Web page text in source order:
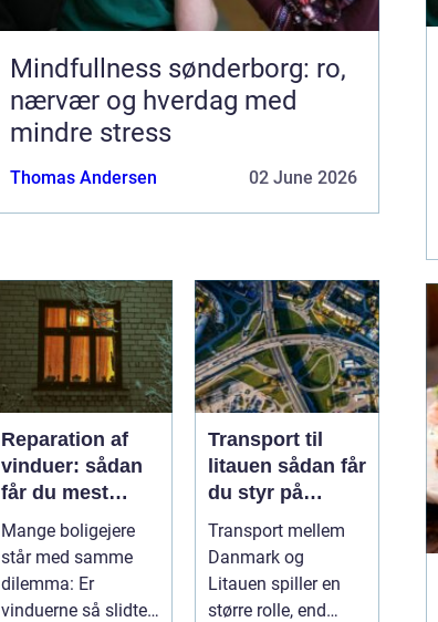
Mindfullness sønderborg: ro,
nærvær og hverdag med
mindre stress
Thomas Andersen 02 June 2026
Reparation af
vinduer: sådan
får du mest
muligt ud af
dine gamle
vinduer
Mange boligejere
står med samme
dilemma: Er
vinduerne så slidte,
Transport til
litauen sådan får
du styr på
fragten til
baltikum
Transport mellem
Danmark og
Litauen spiller en
større rolle, end